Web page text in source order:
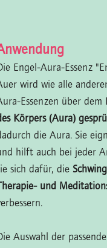
Engel-Aura-Essenz
wird wie alle
Essenzen über dem
Körpers (Aura)
die Aura. Sie
hilft auch bei jeder
sich dafür, die
und
Auswahl der